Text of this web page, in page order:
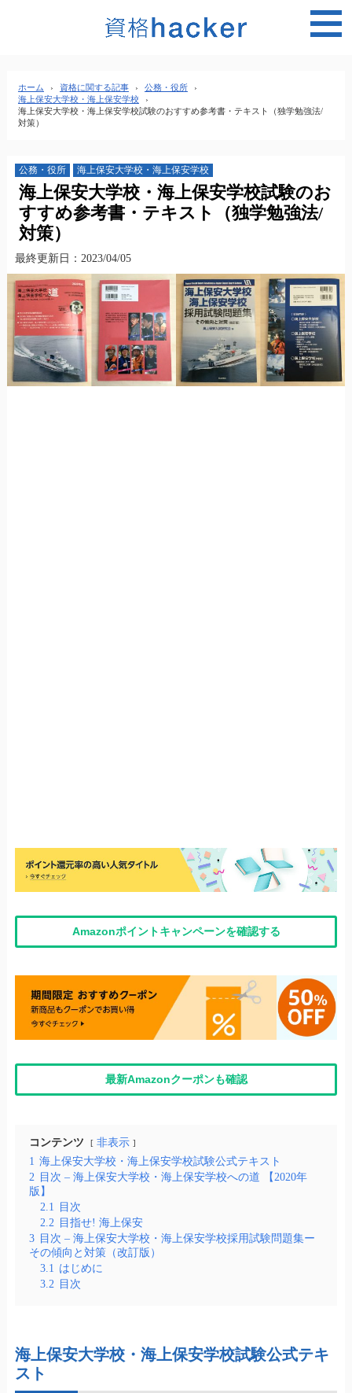
ホーム › 資格に関する記事 › 公務・役所
›
海上保安大学校・海上保安学校
›
海上保安大学校・海上保安学校試験のおすすめ参考書・テキスト（独学勉強法/
対策）
公務・役所 海上保安大学校・海上保安学校
海上保安大学校・海上保安学校試験のお
すすめ参考書・テキスト（独学勉強法/
対策）
最終更新日：2023/04/05
Amazonポイントキャンペーンを確認する
最新Amazonクーポンも確認
コンテンツ
非表示
1 海上保安大学校・海上保安学校試験公式テキスト
2
目次 – 海上保安大学校・海上保安学校への道 【2020年
版】
2.1
目次
2.2
目指せ! 海上保安
3
目次 – 海上保安大学校・海上保安学校採用試験問題集ー
その傾向と対策（改訂版）
3.1
はじめに
3.2
目次
海上保安大学校・海上保安学校試験公式テキ
スト